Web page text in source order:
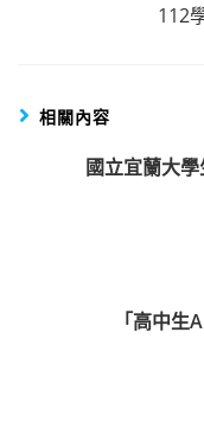
112
相關內容
國立宜蘭大
「高中生